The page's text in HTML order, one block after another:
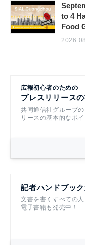
to 4
Food
広報初心者のための
プレスリリース
共同通信社グループ
リースの基本的なポ
記者ハンドブッ
文書を書くすべての
電子書籍も発売中！